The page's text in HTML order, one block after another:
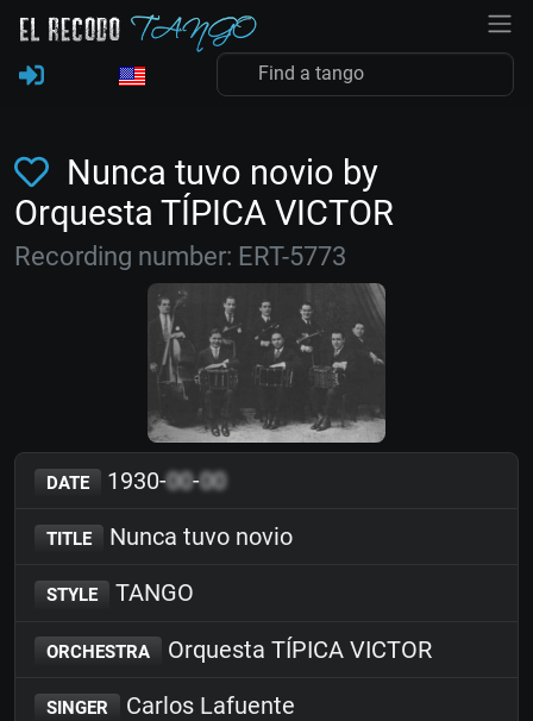
Nunca tuvo novio by
Orquesta TÍPICA VICTOR
Recording number: ERT-5773
DATE 1930-00-00
TITLE Nunca tuvo novio
STYLE TANGO
ORCHESTRA Orquesta TÍPICA VICTOR
SINGER Carlos Lafuente